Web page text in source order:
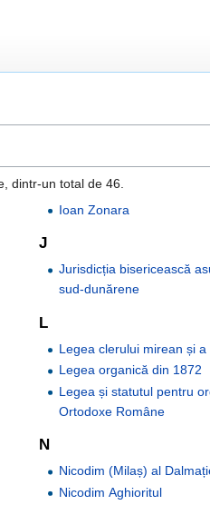
dintr-un total de 46.
Ioan Zonara
J
Jurisdicția bisericească
sud-dunărene
L
Legea clerului mirean și
Legea organică din 1872
Legea și statutul pentru
Ortodoxe Române
N
Nicodim (Milaș) al
Nicodim Aghioritul